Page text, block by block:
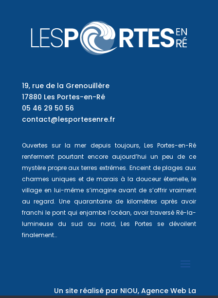
19, rue de la Grenouillère
17880 Les Portes-en-Ré
05 46 29 50 56
contact@lesportesenre.fr
Ouvertes sur la mer depuis toujours, Les Portes-en-Ré
renferment pourtant encore aujourd’hui un peu de ce
mystère propre aux terres extrêmes. Enceint de plages aux
charmes uniques et de marais à la douceur éternelle, le
village en lui-même s’imagine avant de s’offrir vraiment
au regard. Une quarantaine de kilomètres après avoir
franchi le pont qui enjambe l’océan, avoir traversé Ré-la-
lumineuse du sud au nord, Les Portes se dévoilent
finalement…
Un site réalisé par NIOU, Agence Web La